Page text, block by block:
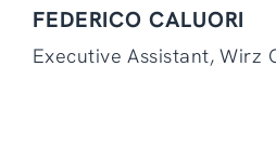
FEDERICO CALUORI
Executive Assistant, Wirz